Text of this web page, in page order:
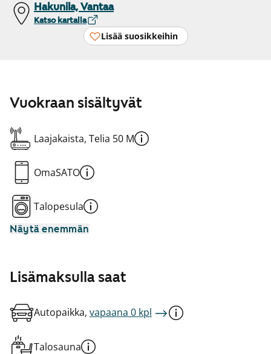
Hakunila, Vantaa
Katso kartalla
Lisää suosikkeihin
Vuokraan sisältyvät
Laajakaista, Telia 50 M
OmaSATO
Talopesula
Näytä enemmän
Lisämaksulla saat
Autopaikka, vapaana 0 kpl
Talosauna